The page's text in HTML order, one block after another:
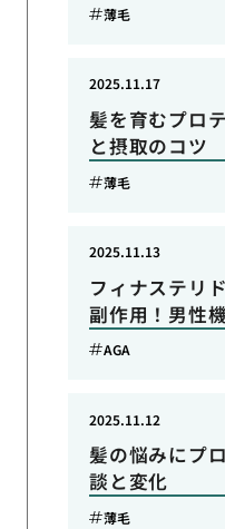
薄毛
髪を育むプロ
と摂取のコツ
2025.11.17
薄毛
フィナステリ
副作用！男性
2025.11.13
AGA
髪の悩みにプ
談と変化
2025.11.12
薄毛